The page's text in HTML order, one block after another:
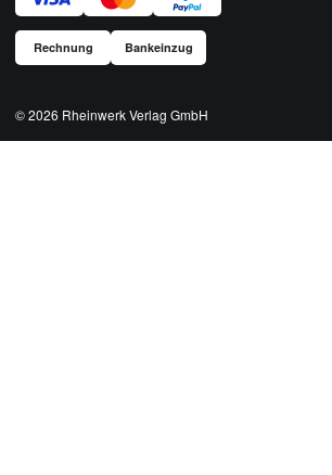
Rechnung Bankeinzug
© 2026 Rheinwerk Verlag GmbH